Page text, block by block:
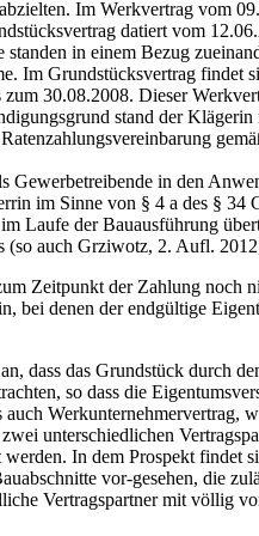
Im Werkvertrag vom
datiert vom
in einem Bezug
Im Grundstücksvertrag
30.08.2008. Dieser
stand der
in den
im Sinne von § 4 a des §
Laufe der Bauausführung
(so auch Grziwotz, 2. Aufl.
Zeitpunkt der Zahlung noch
denen der endgültige
das Grundstück durch
so dass die
Werkunternehmervertrag,
unterschiedlichen
In dem Prospekt findet
vor-gesehen, die
Vertragspartner mit völlig